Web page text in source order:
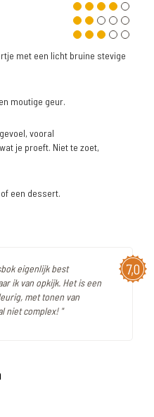
met een licht bruine stevige
moutige geur.
vooral
je proeft. Niet te zoet,
een dessert.
7,0
eigenlijk best
ik van opkijk. Het is een
met tonen van
niet complex! "